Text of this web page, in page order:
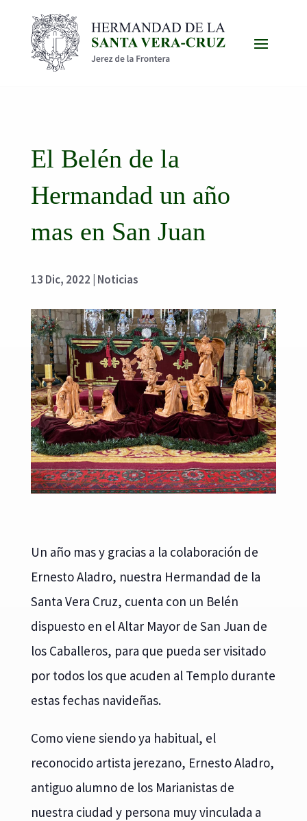
El Belén de la
Hermandad un año
mas en San Juan
13 Dic, 2022 Noticias
Un año mas y gracias a la colaboración de
Ernesto Aladro, nuestra Hermandad de la
Santa Vera Cruz, cuenta con un Belén
dispuesto en el Altar Mayor de San Juan de
los Caballeros, para que pueda ser visitado
por todos los que acuden al Templo durante
estas fechas navideñas.
Como viene siendo ya habitual, el
reconocido artista jerezano, Ernesto Aladro,
antiguo alumno de los Marianistas de
nuestra ciudad y persona muy vinculada a